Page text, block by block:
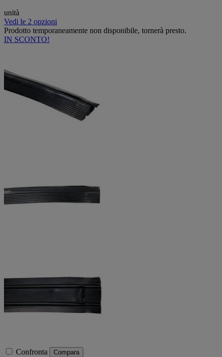
unità
Vedi le 2 opzioni
Prodotto temporaneamente non disponibile, tornerà presto.
IN SCONTO!
Confronta Compara